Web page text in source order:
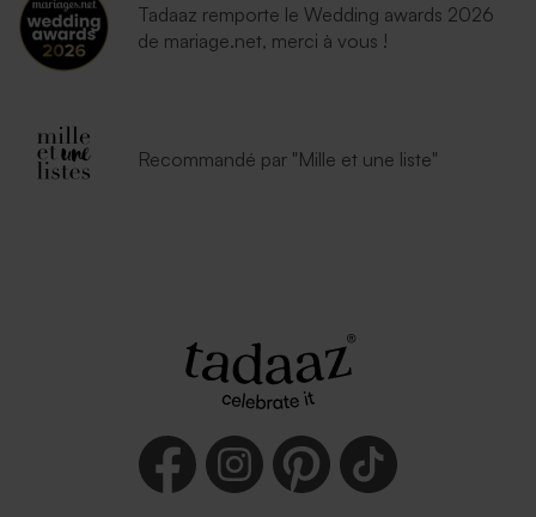
Tadaaz remporte le Wedding awards 2026
de mariage.net, merci à vous !
Recommandé par "Mille et une liste"